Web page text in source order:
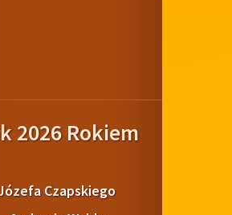
2026 Rokiem
Czapskiego